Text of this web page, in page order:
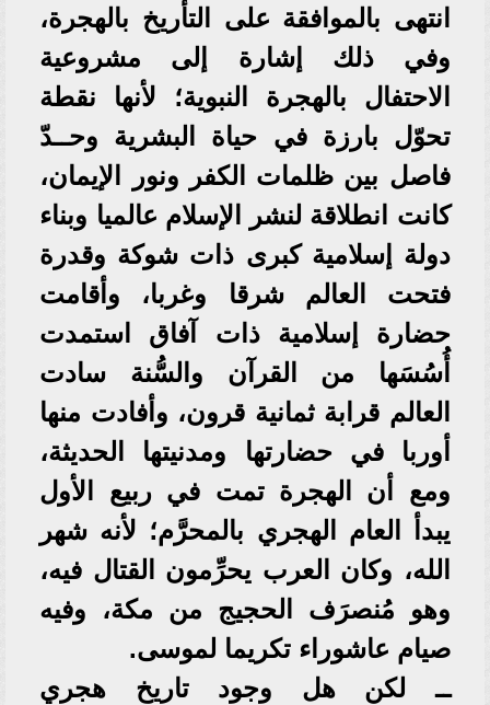
انتهى بالموافقة على التأريخ بالهجرة،
وفي ذلك إشارة إلى مشروعية
الاحتفال بالهجرة النبوية؛ لأنها نقطة
تحوّل بارزة في حياة البشرية وحــدّ
فاصل بين ظلمات الكفر ونور الإيمان،
كانت انطلاقة لنشر الإسلام عالميا وبناء
دولة إسلامية كبرى ذات شوكة وقدرة
فتحت العالم شرقا وغربا، وأقامت
حضارة إسلامية ذات آفاق استمدت
أُسُسَها من القرآن والسُّنة سادت
العالم قرابة ثمانية قرون، وأفادت منها
أوربا في حضارتها ومدنيتها الحديثة،
ومع أن الهجرة تمت في ربيع الأول
يبدأ العام الهجري بالمحرَّم؛ لأنه شهر
الله، وكان العرب يحرِّمون القتال فيه،
وهو مُنصرَف الحجيج من مكة، وفيه
صيام عاشوراء تكريما لموسى.
ــ لكن هل وجود تاريخ هجري